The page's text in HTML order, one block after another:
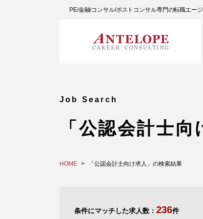
PE/金融/コンサル/ポストコンサル専門の転職エ
Job Search
「公認会計士
HOME 「公認会計士向け求人」の検索結果
条件にマッチした求人数： 236件